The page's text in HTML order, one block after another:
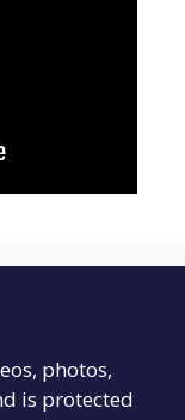
photos,
is protected